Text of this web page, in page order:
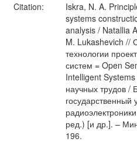
Citation:
Iskra, N. A.
systems
analysis / Natallia
M. Lukashevich //
технологии
систем = Open
Intelligent
научных трудов /
государственный
ред.) [и др.]. –
196.